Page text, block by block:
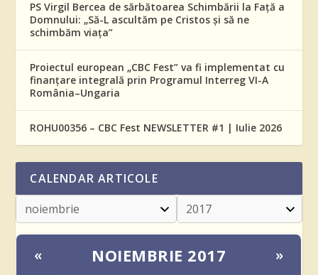
PS Virgil Bercea de sărbătoarea Schimbării la Față a
Domnului: „Să-L ascultăm pe Cristos și să ne
schimbăm viața”
Proiectul european „CBC Fest” va fi implementat cu
finanțare integrală prin Programul Interreg VI-A
România–Ungaria
ROHU00356 – CBC Fest NEWSLETTER #1 | Iulie 2026
CALENDAR ARTICOLE
« NOIEMBRIE 2017 »